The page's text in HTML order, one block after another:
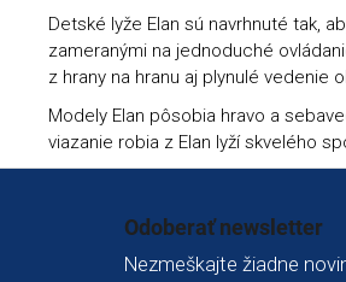
Detské lyže Elan sú navrhnuté tak,
zameranými na jednoduché
z hrany na hranu aj plynulé vedenie
Modely Elan pôsobia hravo a
viazanie robia z Elan lyží skvelého
Odoberať newsletter
Nezmeškajte žiadne